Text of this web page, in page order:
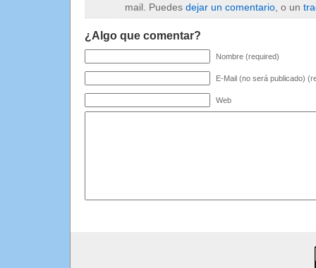
mail. Puedes dejar un comentario , o un
¿Algo que comentar?
Nombre (required)
E-Mail (no será publicado)
Web